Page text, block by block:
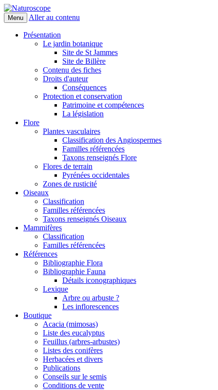
Naturoscope
Menu Aller au contenu
Présentation
Le jardin botanique
Site de St Jammes
Site de Billère
Contenu des fiches
Droits d'auteur
Conséquences
Protection et conservation
Patrimoine et compétences
La législation
Flore
Plantes vasculaires
Classification des Angiospermes
Familles référencées
Taxons renseignés Flore
Flores de terrain
Pyrénées occidentales
Zones de rusticité
Oiseaux
Classification
Familles référencées
Taxons renseignés Oiseaux
Mammifères
Classification
Familles référencées
Références
Bibliographie Flora
Bibliographie Fauna
Détails iconographiques
Lexique
Arbre ou arbuste ?
Les inflorescences
Boutique
Acacia (mimosas)
Liste des eucalyptus
Feuillus (arbres-arbustes)
Listes des conifères
Herbacées et divers
Publications
Conseils sur le semis
Conditions de vente